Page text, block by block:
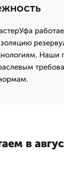
Наши
в